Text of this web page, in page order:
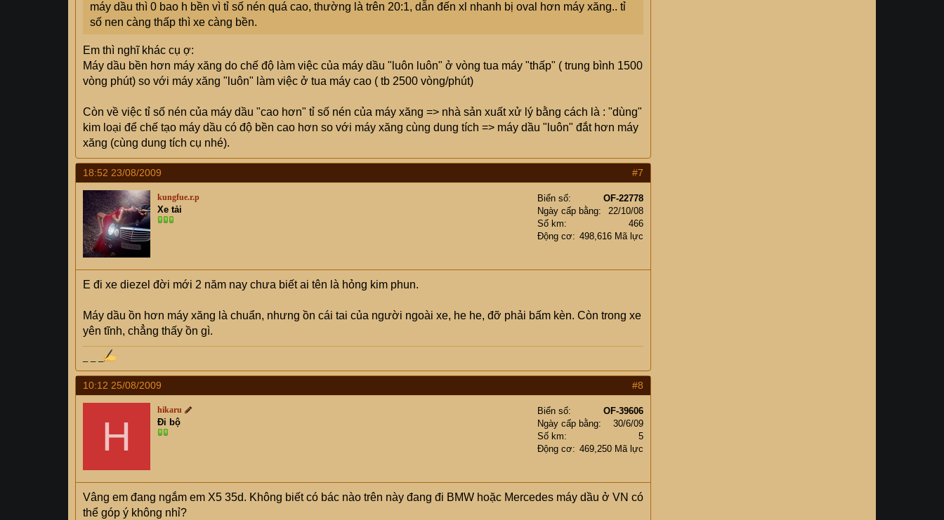
máy dầu thì 0 bao h bền vì tỉ số nén quá cao, thường là trên 20:1, dẫn đến xl nhanh bị oval hơn máy xăng.. tỉ
số nen càng thấp thì xe càng bền.
Em thì nghĩ khác cụ ợ:
Máy dầu bền hơn máy xăng do chế độ làm việc của máy dầu "luôn luôn" ở vòng tua máy "thấp" ( trung bình 1500
vòng phút) so với máy xăng "luôn" làm việc ở tua máy cao ( tb 2500 vòng/phút)
Còn về việc tỉ số nén của máy dầu "cao hơn" tỉ số nén của máy xăng => nhà sản xuất xử lý bằng cách là : "dùng"
kim loại để chế tạo máy dầu có độ bền cao hơn so với máy xăng cùng dung tích => máy dầu "luôn" đắt hơn máy
xăng (cùng dung tích cụ nhé).
18:52 23/08/2009 #7
kungfue.r.p
Xe tải
Biển số
OF-22778
Ngày cấp bằng
22/10/08
Số km
466
Động cơ
498,616 Mã lực
E đi xe diezel đời mới 2 năm nay chưa biết ai tên là hỏng kim phun.
Máy dầu ồn hơn máy xăng là chuẩn, nhưng ồn cái tai của người ngoài xe, he he, đỡ phải bấm kèn. Còn trong xe
yên tĩnh, chẳng thấy ồn gì.
10:12 25/08/2009 #8
H
hikaru
Đi bộ
Biển số
OF-39606
Ngày cấp bằng
30/6/09
Số km
5
Động cơ
469,250 Mã lực
Vâng em đang ngắm em X5 35d. Không biết có bác nào trên này đang đi BMW hoặc Mercedes máy dầu ở VN có
thể góp ý không nhỉ?